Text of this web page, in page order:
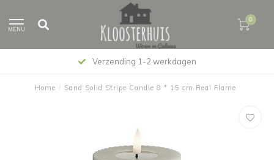
MENU
0
Verzending 1-2 werkdagen
Home / Sand Solid Stripe Candle 8 * 15 cm Real Flame